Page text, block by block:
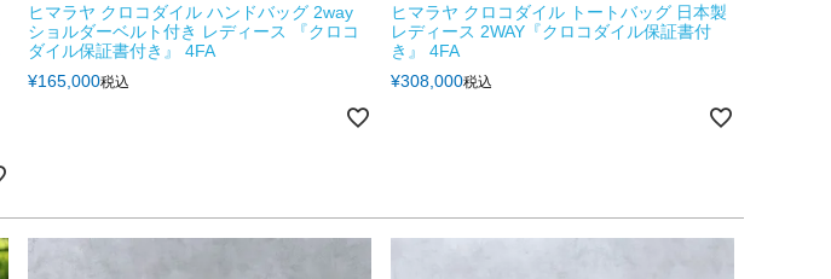
ヒマラヤ クロコダイル ハンドバッグ 2way
ショルダーベルト付き レディース 『クロコ
ダイル保証書付き』 4FA
¥165,000税込
ヒマラヤ クロコダイル トートバッグ 日本製
レディース 2WAY『クロコダイル保証書付
き』 4FA
¥308,000税込